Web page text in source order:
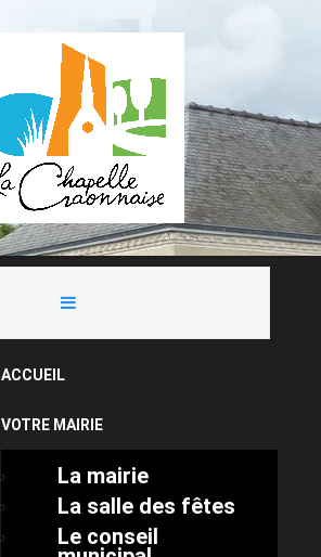
ACCUEIL
VOTRE MAIRIE
La mairie
La salle des fêtes
Le conseil